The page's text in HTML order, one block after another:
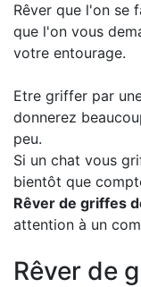
Rêver que l'on se
que l'on vous
votre entourage.
Etre griffer par
donnerez
peu.
Si un chat vous
bientôt que
Rêver de griffes
attention à un
Rêver de